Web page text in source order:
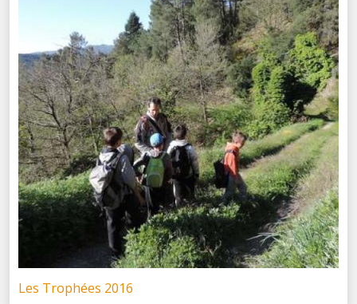
Les Trophées 2016